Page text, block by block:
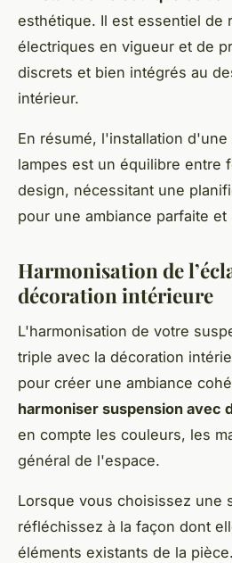
esthétique. Il est essentiel de
électriques en vigueur et de
discrets et bien intégrés au
intérieur.
En résumé, l'installation
lampes est un équilibre entre
design, nécessitant une
pour une ambiance parfaite et
Harmonisation de
décoration intérieure
L'harmonisation de votre
triple avec la décoration
pour créer une ambiance
harmoniser suspension avec
en compte les couleurs, les
général de l'espace.
Lorsque vous choisissez une
réfléchissez à la façon dont
éléments existants de la